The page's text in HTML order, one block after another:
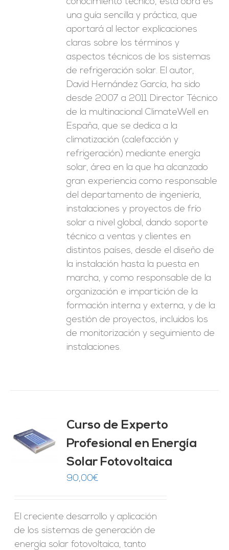
una guía sencilla y práctica, que
aportará al lector explicaciones
claras sobre los términos y
aspectos técnicos de los sistemas
de refrigeración solar. El autor,
David Hernández García, ha sido
desde 2007 a 2011 Director Técnico
de la multinacional ClimateWell en
España, que se dedica a la
climatización (calefacción y
refrigeración) mediante energía
solar, área en la que ha alcanzado
gran experiencia como responsable
del departamento de ingeniería,
instalaciones y proyectos de frío
solar a nivel global, dando soporte
técnico a ventas y clientes en
distintos países, desde el diseño de
la instalación hasta la puesta en
marcha, y como responsable de la
organización e impartición de la
formación interna y externa, y de la
gestión de proyectos, incluidos los
de monitorización y seguimiento de
instalaciones.
Curso de Experto
Profesional en Energía
Solar Fotovoltaica
90,00€
El creciente desarrollo y aplicación
de los sistemas de generación de
energía solar fotovoltaica, tanto